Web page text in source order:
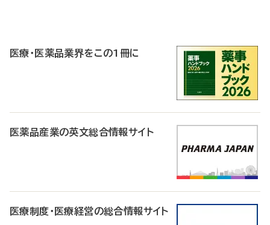
医療・医薬品業界をこの1冊に
医薬品産業の英文総合情報サイト
医療制度・医療経営の総合情報サイト